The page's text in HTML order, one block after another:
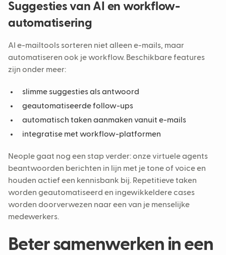
Suggesties van AI en workflow-
automatisering
AI e-mailtools sorteren niet alleen e-mails, maar
automatiseren ook je workflow. Beschikbare features
zijn onder meer:
slimme suggesties als antwoord
geautomatiseerde follow-ups
automatisch taken aanmaken vanuit e-mails
integratise met workflow-platformen
Neople gaat nog een stap verder: onze virtuele agents
beantwoorden berichten in lijn met je tone of voice en
houden actief een kennisbank bij. Repetitieve taken
worden geautomatiseerd en ingewikkeldere cases
worden doorverwezen naar een van je menselijke
medewerkers.
Beter samenwerken in een